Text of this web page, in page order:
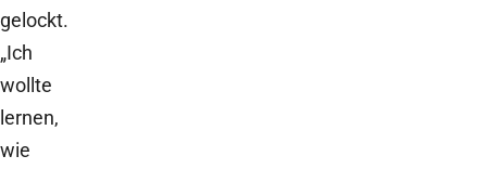
gelockt.
„Ich
wollte
lernen,
wie